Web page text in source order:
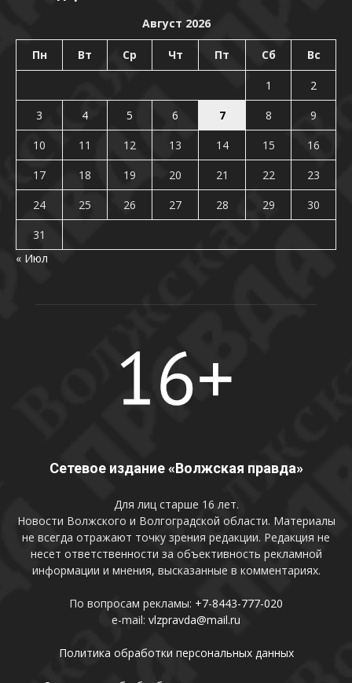
Август 2026
Пн Вт Ср Чт Пт Сб Вс
1
2
3
4 5 6 7 8
9
10
11 12 13 14 15
16
17
18 19 20 21 22
23
24
25 26 27 28 29
30
31
« Июл
Сетевое издание «Волжская правда»
Для лиц старше 16 лет.
Новости Волжского и Волгоградской области. Материалы
не всегда отражают точку зрения редакции. Редакция не
несет ответственности за объективность рекламной
информации и мнения, высказанные в комментариях.
По вопросам рекламы: +7-8443-777-020
e-mail: vlzpravda@mail.ru
Политика обработки персональных данных